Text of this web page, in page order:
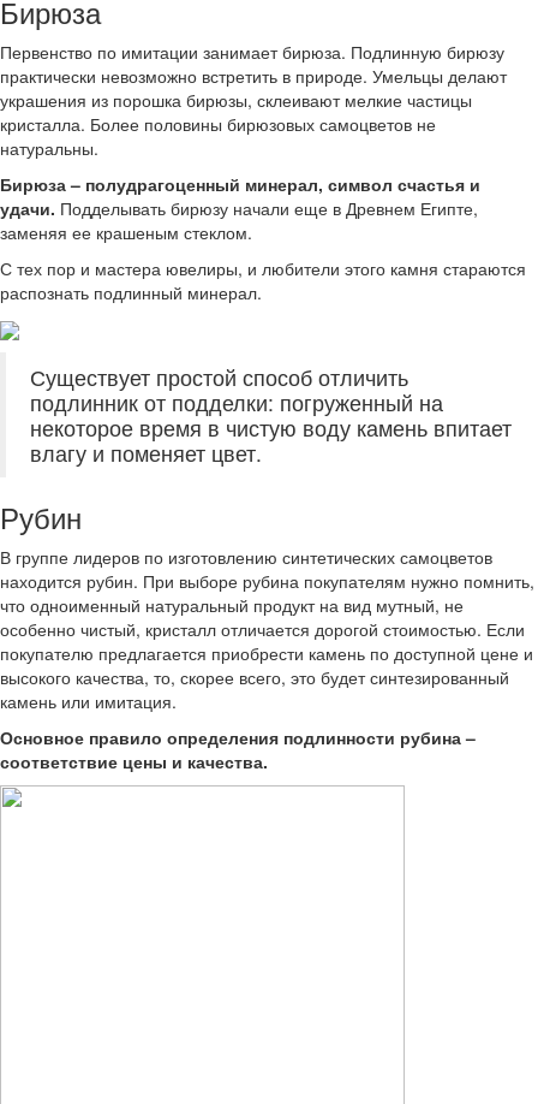
Бирюза
Первенство по имитации занимает бирюза. Подлинную бирюзу
практически невозможно встретить в природе. Умельцы делают
украшения из порошка бирюзы, склеивают мелкие частицы
кристалла. Более половины бирюзовых самоцветов не
натуральны.
Бирюза – полудрагоценный минерал, символ счастья и
удачи. Подделывать бирюзу начали еще в Древнем Египте,
заменяя ее крашеным стеклом.
С тех пор и мастера ювелиры, и любители этого камня стараются
распознать подлинный минерал.
Существует простой способ отличить
подлинник от подделки: погруженный на
некоторое время в чистую воду камень впитает
влагу и поменяет цвет.
Рубин
В группе лидеров по изготовлению синтетических самоцветов
находится рубин. При выборе рубина покупателям нужно помнить,
что одноименный натуральный продукт на вид мутный, не
особенно чистый, кристалл отличается дорогой стоимостью. Если
покупателю предлагается приобрести камень по доступной цене и
высокого качества, то, скорее всего, это будет синтезированный
камень или имитация.
Основное правило определения подлинности рубина –
соответствие цены и качества.